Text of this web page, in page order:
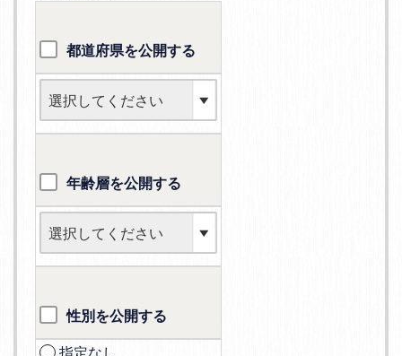
都道府県を公開する
年齢層を公開する
性別を公開する